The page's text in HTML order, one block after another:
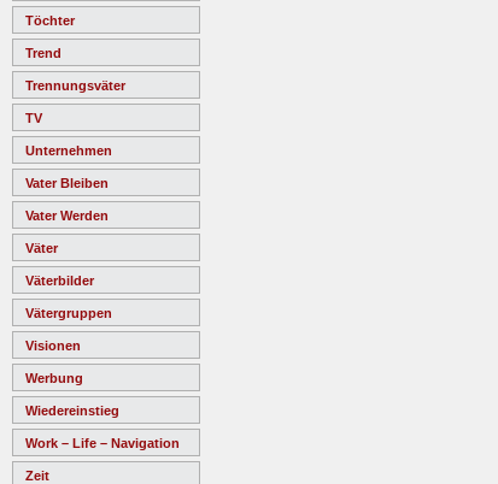
Töchter
Trend
Trennungsväter
TV
Unternehmen
Vater Bleiben
Vater Werden
Väter
Väterbilder
Vätergruppen
Visionen
Werbung
Wiedereinstieg
Work – Life – Navigation
Zeit